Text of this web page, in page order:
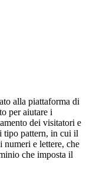
alla piattaforma di
per aiutare i
dei visitatori e
tipo pattern, in cui il
numeri e lettere, che
che imposta il